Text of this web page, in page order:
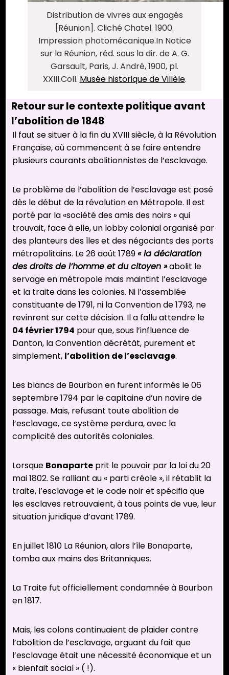
Distribution de vivres aux engagés
[Réunion]. Cliché Chatel. 1900.
Impression photomécanique.In Notice
sur la Réunion, réd. sous la dir. de A. G.
Garsault, Paris, J. André, 1900, pl.
XXIII.Coll. Musée historique de Villèle.
Retour sur le contexte politique avant
l’abolition de 1848
Il faut se situer à la fin du XVIII siècle, à la Révolution
Française, où commencent à se faire entendre
plusieurs courants abolitionnistes de l’esclavage.
Le problème de l’abolition de l’esclavage est posé
dès le début de la révolution en Métropole. Il est
porté par la «société des amis des noirs » qui
trouvait, face à elle, un lobby colonial organisé par
des planteurs des îles et des négociants des ports
métropolitains. Le 26 août 1789« la déclaration
des droits de l’homme et du citoyen »abolit le
servage en métropole mais maintint l’esclavage
et la traite dans les colonies. Ni l’assemblée
constituante de 1791, ni la Convention de 1793, ne
revinrent sur cette décision. Il a fallu attendre le
04 février 1794 pour que, sous l’influence de
Danton, la Convention décrétât, purement et
simplement, l’abolition de l’esclavage.
Les blancs de Bourbon en furent informés le 06
septembre 1794 par le capitaine d’un navire de
passage. Mais, refusant toute abolition de
l’esclavage, ce système perdura, avec la
complicité des autorités coloniales.
Lorsque Bonaparte prit le pouvoir par la loi du 20
mai 1802. Se ralliant au « parti créole », il rétablit la
traite, l’esclavage et le code noir et spécifia que
les esclaves retrouvaient, à tous points de vue, leur
situation juridique d’avant 1789.
En juillet 1810 La Réunion, alors l’île Bonaparte,
tomba aux mains des Britanniques.
La Traite fut officiellement condamnée à Bourbon
en 1817.
Mais, les colons continuaient de plaider contre
l’abolition de l’esclavage, arguant du fait que
l’esclavage était une nécessité économique et un
« bienfait social » ( !).